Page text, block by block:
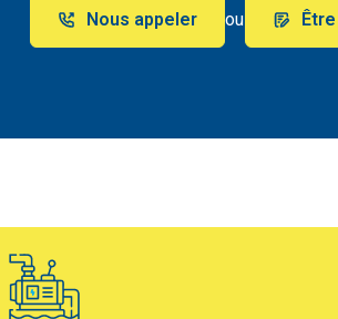
Nous appeler ou